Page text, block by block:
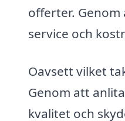
offerter.
service och
Oavsett vilket
Genom att
kvalitet och